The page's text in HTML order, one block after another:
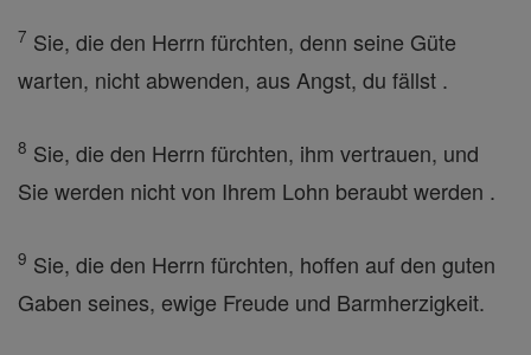
7 Sie, die den Herrn fürchten, denn seine Güte
warten, nicht abwenden, aus Angst, du fällst .
8 Sie, die den Herrn fürchten, ihm vertrauen, und
Sie werden nicht von Ihrem Lohn beraubt werden .
9 Sie, die den Herrn fürchten, hoffen auf den guten
Gaben seines, ewige Freude und Barmherzigkeit.